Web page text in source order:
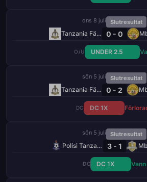
ons 8 juli Slutresultat
Tanzania Fängelse 0 - 0
O/U UNDER 2.5
sön 5 juli Slutresultat
Tanzania Fängelse 0 - 2
DC DC 1X
sön 5 juli Slutresultat
Polisi Tanzania 3 - 1
DC DC 1X Vann